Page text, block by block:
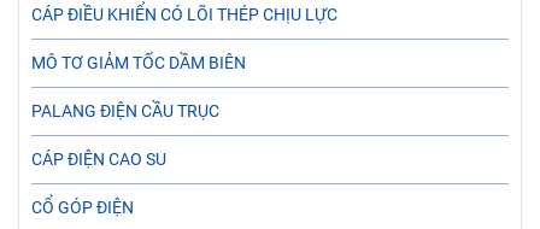
CÁP ĐIỀU KHIỂN CÓ LÕI THÉP CHỊU LỰC
MÔ TƠ GIẢM TỐC DẦM BIÊN
PALANG ĐIỆN CẦU TRỤC
CÁP ĐIỆN CAO SU
CỔ GÓP ĐIỆN